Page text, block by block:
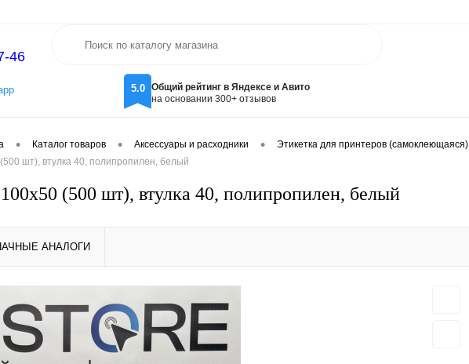
46
5.0
Общий рейтинг в Яндексе и Авито
на основании 300+ отзывов
• Каталог товаров • Аксессуары и расходники • Этикетка для принтеров (самоклеющаяся)
шт), втулка 40, полипропилен, белый
(500 шт), втулка 40, полипропилен, белый
АНАЛОГИ